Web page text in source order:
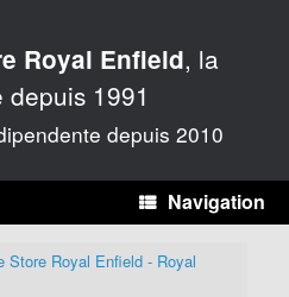
Royal Enfield, la
depuis 1991
depuis 2010
Navigation
Store Royal Enfield - Royal